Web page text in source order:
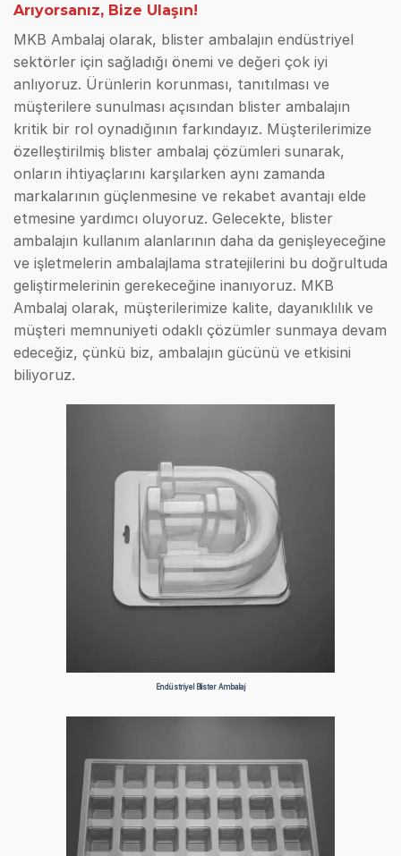
Arıyorsanız, Bize Ulaşın!
MKB Ambalaj olarak, blister ambalajın endüstriyel
sektörler için sağladığı önemi ve değeri çok iyi
anlıyoruz. Ürünlerin korunması, tanıtılması ve
müşterilere sunulması açısından blister ambalajın
kritik bir rol oynadığının farkındayız. Müşterilerimize
özelleştirilmiş blister ambalaj çözümleri sunarak,
onların ihtiyaçlarını karşılarken aynı zamanda
markalarının güçlenmesine ve rekabet avantajı elde
etmesine yardımcı oluyoruz. Gelecekte, blister
ambalajın kullanım alanlarının daha da genişleyeceğine
ve işletmelerin ambalajlama stratejilerini bu doğrultuda
geliştirmelerinin gerekeceğine inanıyoruz. MKB
Ambalaj olarak, müşterilerimize kalite, dayanıklılık ve
müşteri memnuniyeti odaklı çözümler sunmaya devam
edeceğiz, çünkü biz, ambalajın gücünü ve etkisini
biliyoruz.
Endüstriyel Blister Ambalaj